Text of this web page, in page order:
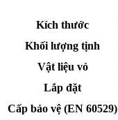
Kích thước
Khối lượng tịnh
Vật liệu vỏ
Lắp đặt
Cấp bảo vệ (EN 60529)